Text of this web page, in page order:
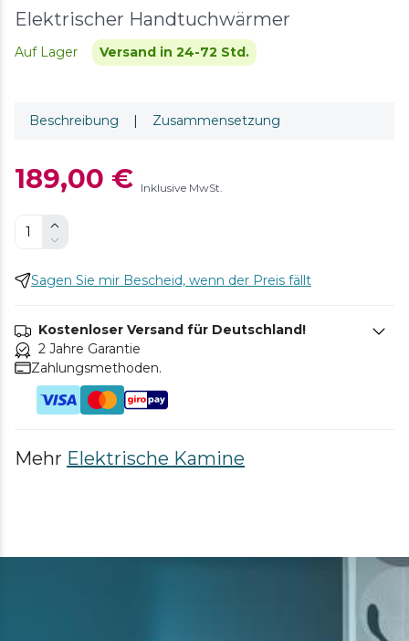
Elektrischer Handtuchwärmer
Auf Lager Versand in 24-72 Std.
Beschreibung | Zusammensetzung
189,00 € Inklusive MwSt.
Sagen Sie mir Bescheid, wenn der Preis fällt
Kostenloser Versand für Deutschland!
2 Jahre Garantie
Zahlungsmethoden.
Mehr Elektrische Kamine